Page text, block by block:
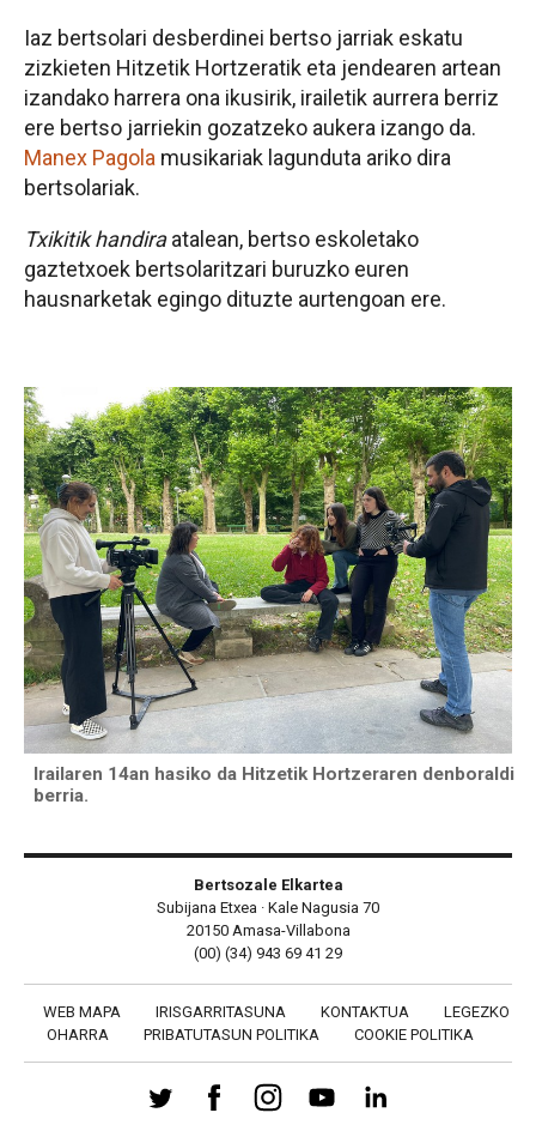
Iaz bertsolari desberdinei bertso jarriak eskatu
zizkieten Hitzetik Hortzeratik eta jendearen artean
izandako harrera ona ikusirik, irailetik aurrera berriz
ere bertso jarriekin gozatzeko aukera izango da.
Manex Pagola musikariak lagunduta ariko dira
bertsolariak.
Txikitik handiraatalean, bertso eskoletako
gaztetxoek bertsolaritzari buruzko euren
hausnarketak egingo dituzte aurtengoan ere.
Irailaren 14an hasiko da Hitzetik Hortzeraren denboraldi
berria.
Bertsozale Elkartea
Subijana Etxea · Kale Nagusia 70
20150 Amasa-Villabona
(00) (34) 943 69 41 29
WEB MAPA IRISGARRITASUNA KONTAKTUA
LEGEZKO
OHARRA
PRIBATUTASUN POLITIKA COOKIE POLITIKA